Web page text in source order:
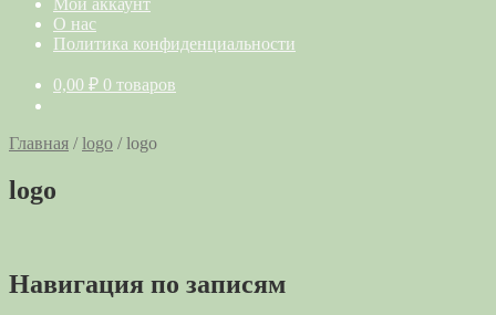
Мой аккаунт
О нас
Политика конфиденциальности
0,00 ₽ 0 товаров
Главная /logo /logo
logo
Навигация по записям